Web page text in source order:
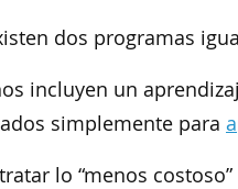
dos programas
incluyen un
simplemente para
lo “menos